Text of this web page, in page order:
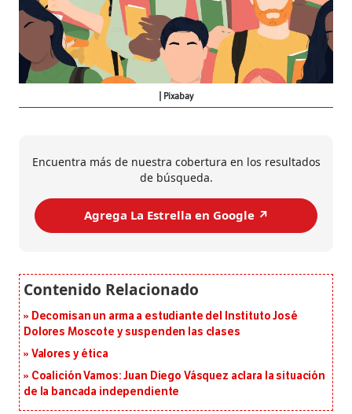
Pixabay
Encuentra más de nuestra cobertura en los resultados
de búsqueda.
Agrega La Estrella en Google ↗️
Decomisan un arma a estudiante del Instituto José
Dolores Moscote y suspenden las clases
Valores y ética
Coalición Vamos: Juan Diego Vásquez aclara la situación
de la bancada independiente